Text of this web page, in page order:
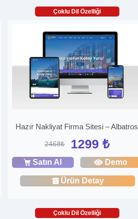
Çoklu Dil Özelliği
Hazır Nakliyat Firma Sitesi – Albatros
2468₺ 1299 ₺
Satın Al Demo
Ürün Detay
Çoklu Dil Özelliği